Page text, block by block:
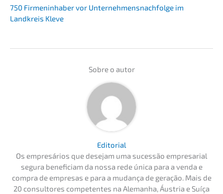
750 Firmen­in­ha­ber vor Unternehmens­nachfolge im
Landkreis Kleve
Sobre o autor
Edito­ri­al
Os empresá­ri­os que desejam uma suces­são empre­sa­ri­al
segura benefi­ci­am da nossa rede única para a venda e
compra de empre­sas e para a mudan­ça de geração. Mais de
20 consul­to­res compe­ten­tes na Aleman­ha, Áustria e Suíça